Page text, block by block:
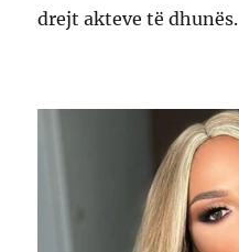
drejt akteve të dhunës.